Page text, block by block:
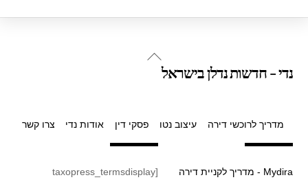
Back
נדי - חדשות נדלן בישראל
מדריך לרוכשי דירה עיצוב נטו פסקי דין אודות נדי צרו קשר
Mydira - מדריך לקניית דירה [taxopress_termsdisplay